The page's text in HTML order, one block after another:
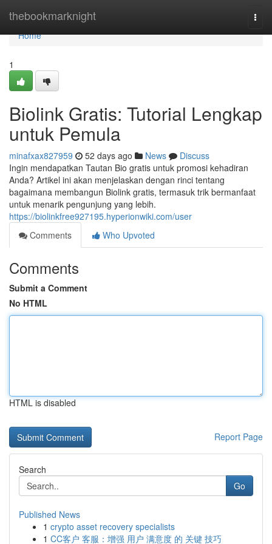
thebookmarknight
Home
Home
1
Biolink Gratis: Tutorial Lengkap
untuk Pemula
minafxax827959 52 days ago News
Discuss
Ingin mendapatkan Tautan Bio gratis untuk promosi kehadiran
Anda? Artikel ini akan menjelaskan dengan rinci tentang
bagaimana membangun Biolink gratis, termasuk trik bermanfaat
untuk menarik pengunjung yang lebih.
https://biolinkfree927195.hyperionwiki.com/user
Comments
Who Upvoted
Comments
Submit a Comment
No HTML
HTML is disabled
Report Page
Search
Go
Published News
1 crypto asset recovery specialists
1 CC客户 客服：增强 用户 满意度 的 关键 技巧